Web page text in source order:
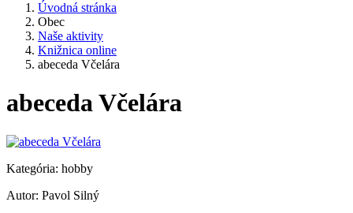
Úvodná stránka
Obec
Naše aktivity
Knižnica online
abeceda Včelára
abeceda Včelára
Kategória: hobby
Autor: Pavol Silný